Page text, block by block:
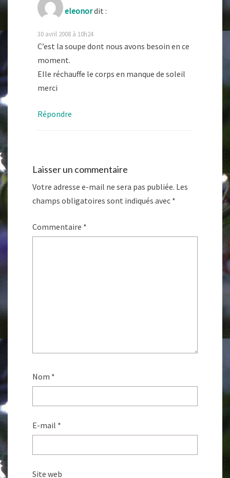
eleonordit :
30 avril 2008 à 10h24
C’est la soupe dont nous avons besoin en ce
moment.
Elle réchauffe le corps en manque de soleil
merci
Répondre
Laisser un commentaire
Votre adresse e-mail ne sera pas publiée. Les
champs obligatoires sont indiqués avec *
Commentaire *
Nom *
E-mail *
Site web